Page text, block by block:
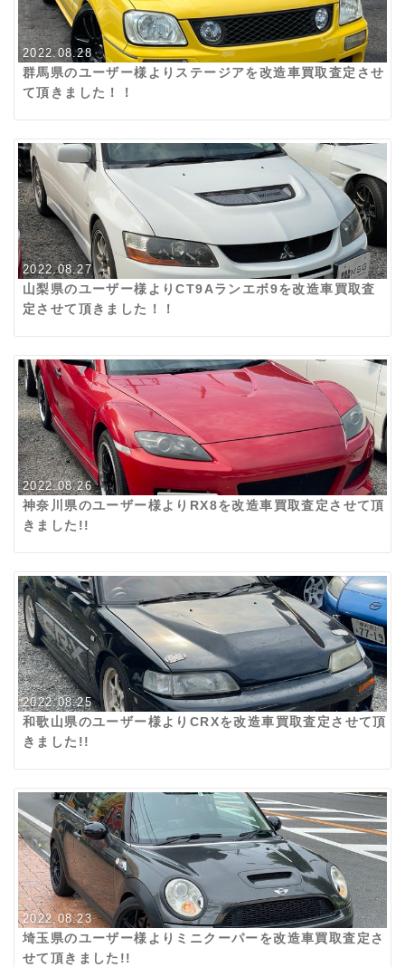
2022.08.28
群馬県のユーザー様よりステージアを改造車買取査定させ
て頂きました！！
2022.08.27
山梨県のユーザー様よりCT9Aランエボ9を改造車買取査
定させて頂きました！！
2022.08.26
神奈川県のユーザー様よりRX8を改造車買取査定させて頂
きました!!
2022.08.25
和歌山県のユーザー様よりCRXを改造車買取査定させて頂
きました!!
2022.08.23
埼玉県のユーザー様よりミニクーパーを改造車買取査定さ
せて頂きました!!